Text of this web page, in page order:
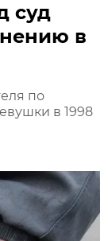
суд
в
по
в 1998